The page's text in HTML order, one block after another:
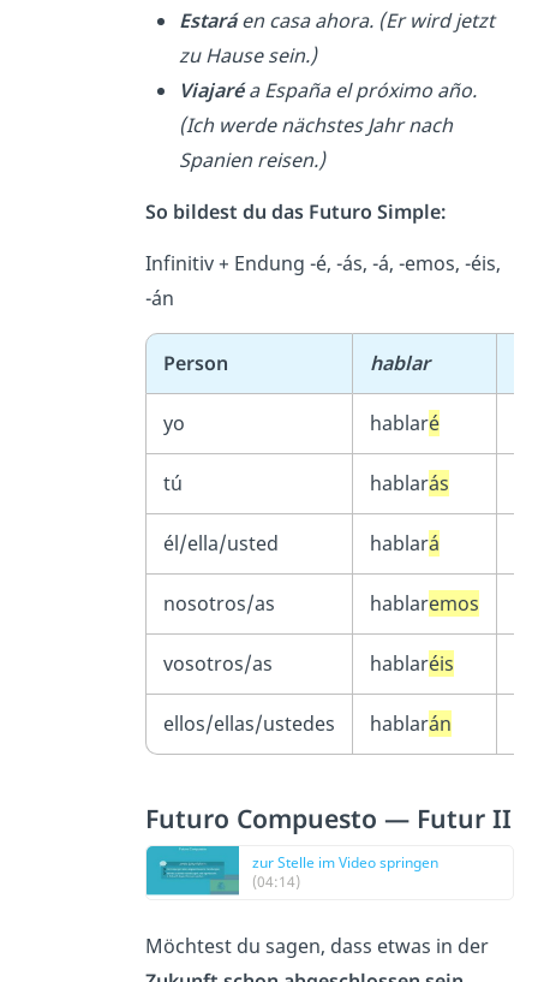
Estaráen casa ahora. (Er wird jetzt
zu Hause sein.)
Viajaréa España el próximo año.
(Ich werde nächstes Jahr nach
Spanien reisen.)
So bildest du das Futuro Simple:
Infinitiv + Endung -é, -ás, -á, -emos, -éis,
-án
Person hablar
yo hablaré
tú hablarás
él/ella/usted hablará
nosotros/as hablaremos
vosotros/as hablaréis
ellos/ellas/ustedes hablarán
Futuro Compuesto — Futur II
zur Stelle im Video springen
(04:14)
Möchtest du sagen, dass etwas in der